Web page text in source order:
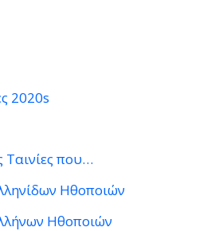
2020s
Ταινίες που…
Ηθοποιών
Ηθοποιών